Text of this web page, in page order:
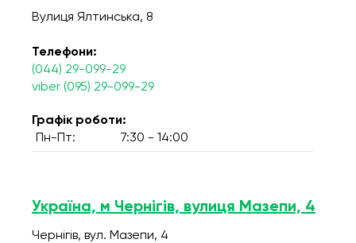
Вулиця Ялтинська, 8
Телефони:
(044) 29-099-29
viber (095) 29-099-29
Графік роботи:
Пн-Пт:
7:30 - 14:00
Україна, м Чернігів, вулиця Мазепи, 4
Чернігів, вул. Мазепи, 4